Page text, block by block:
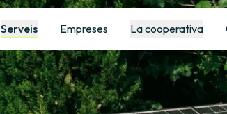
Serveis Empreses La cooperativa